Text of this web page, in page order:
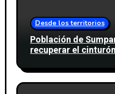
Desde los territorios
Población de
recuperar el